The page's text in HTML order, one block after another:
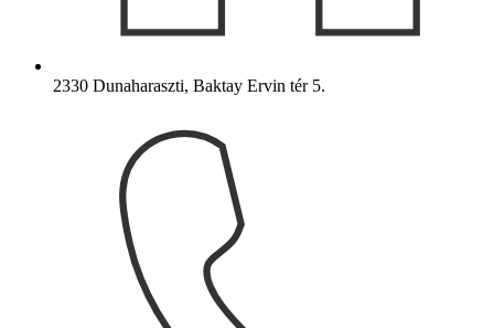
2330 Dunaharaszti, Baktay Ervin tér 5.